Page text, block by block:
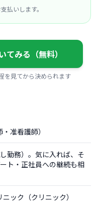
払いします。
てみる（無料）
を見てから決められます
准看護師）
勤務）。気に入れば、そ
ト・正社員への継続も相
ック（クリニック）